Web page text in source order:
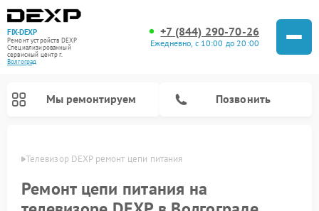
FIX-DEXP
Ремонт устройств DEXP
Специализированный
cервисный центр г.
Волгоград
+7 (844) 290-70-26
Ежедневно, с 10:00 до 20:00
Мы ремонтируем Позвонить
Телевизор DEXP ремонт цепи питания
Ремонт цепи питания на